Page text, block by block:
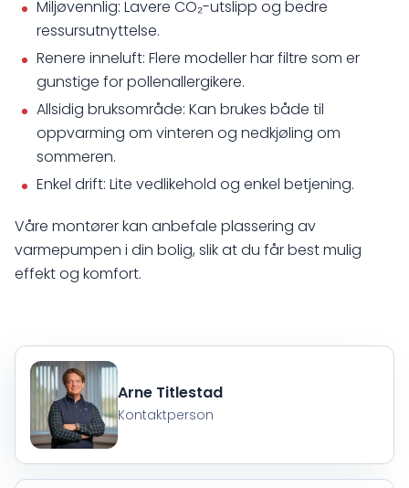
Miljøvennlig: Lavere CO₂-utslipp og bedre
ressursutnyttelse.
Renere inneluft: Flere modeller har filtre som er
gunstige for pollenallergikere.
Allsidig bruksområde: Kan brukes både til
oppvarming om vinteren og nedkjøling om
sommeren.
Enkel drift: Lite vedlikehold og enkel betjening.
Våre montører kan anbefale plassering av
varmepumpen i din bolig, slik at du får best mulig
effekt og komfort.
Arne Titlestad
Kontaktperson